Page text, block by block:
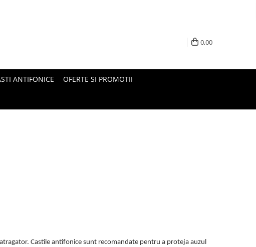
0,00
ANTIFONICE OFERTE SI PROMOTII
Castile antifonice sunt recomandate pentru a proteja auzul